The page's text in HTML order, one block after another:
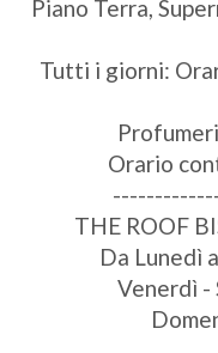
Piano Terra,
Tutti i giorni:
Orario
THE ROOF
Da Lunedì
Venerdì -